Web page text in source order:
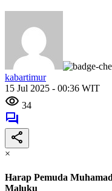
kabartimur
15 Jul 2025 - 00:36 WIT
34
×
Harap Pemuda
Maluku